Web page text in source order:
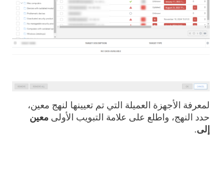
لمعرفة الأجهزة العميلة التي تم تعيينها لنهج معين،
حدد النهج، واطلع على علامة التبويب الأولى معين
إلى.